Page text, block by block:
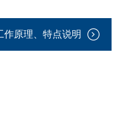
作原理、特点说明